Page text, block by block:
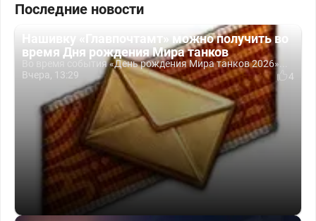
Последние новости
Нашивку «Главпочтамт» можно получить во
время Дня рождения Мира танков
Во время события «День рождения Мира танков 2026»...
Вчера, 13:29
4